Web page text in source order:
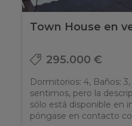
Town House en
295.000 €
Dormitorios: 4, Baños:
sentimos, pero la
sólo está disponible en
póngase en contacto